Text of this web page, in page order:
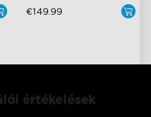
€149.99
értékelések